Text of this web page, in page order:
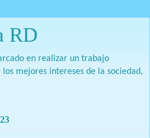
RD
en realizar un trabajo
mejores intereses de la sociedad,